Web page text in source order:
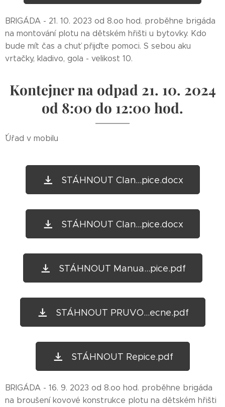
BRIGÁDA - 21. 10. 2023 od 8.oo hod. proběhne brigáda
na montování plotu na dětském hřišti u bytovky. Kdo
bude mít čas a chuť přijďte pomoci. S sebou aku
vrtačky, kladivo, gola - velikost 10.
Kontejner na odpad 21. 10. 2024
od 8:00 do 12:00 hod.
ˇˇÚřad v mobilu
STÁHNOUT Clan...pice.docx
STÁHNOUT Clan...pice.docx
STÁHNOUT Manua...pice.pdf
STÁHNOUT PRUVO...ecne.pdf
STÁHNOUT Repice.pdf
BRIGÁDA - 16. 9. 2023 od 8.oo hod. proběhne brigáda
na broušení kovové konstrukce plotu na dětském hřišti